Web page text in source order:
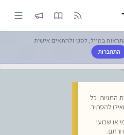
משרד
במייל, לסנן ולהתאים אישית
התחברות